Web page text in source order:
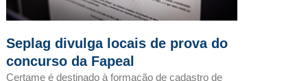
Seplag divulga locais de prova do
concurso da Fapeal
Certame é destinado à formação de cadastro de